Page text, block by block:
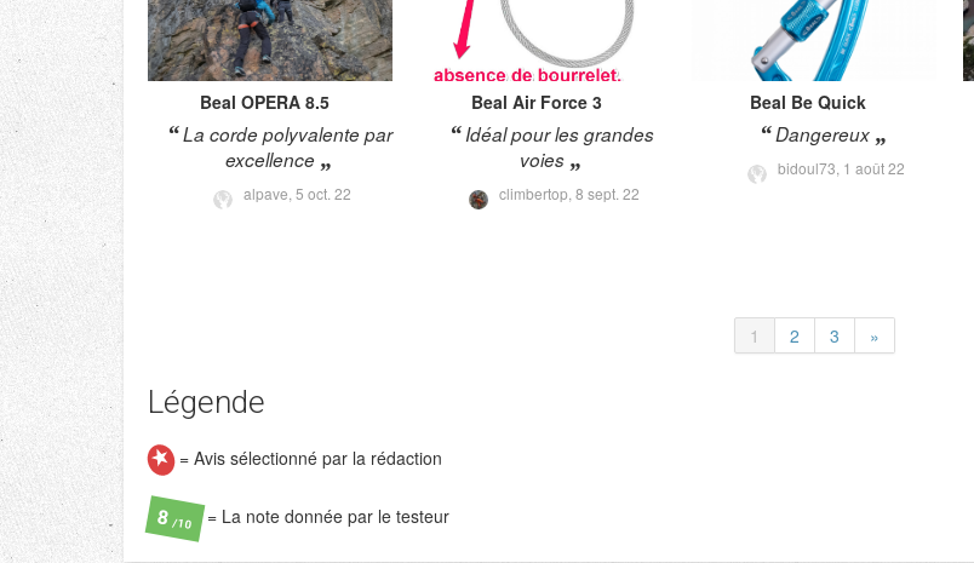
Beal OPERA 8.5
La corde polyvalente par
excellence
alpave, 5 oct. 22
Beal Air Force 3
Idéal pour les grandes
voies
climbertop,8 sept. 22
Beal Be Quick
Dangereux
bidoul73, 1 août 22
1 2 3 »
Légende
= Avis sélectionné par la rédaction
8/10 = La note donnée par le testeur